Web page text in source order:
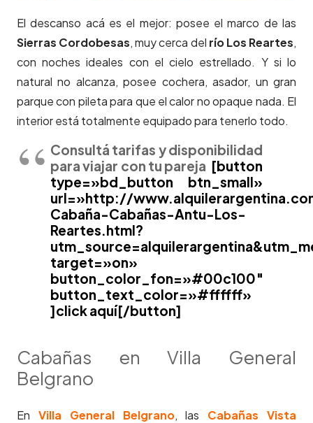
El descanso acá es el mejor: posee el marco de las
Sierras Cordobesas, muy cerca del río Los Reartes,
con noches ideales con el cielo estrellado. Y si lo
natural no alcanza, posee cochera, asador, un gran
parque con pileta para que el calor no opaque nada. El
interior está totalmente equipado para tenerlo todo.
Consultá tarifas y disponibilidad
para viajar con tu pareja [button
type=»bd_button btn_small»
url=»http://
Cabaña-Cabañas-Antu-Los-
Reartes.html?
target=»on»
button_color_fon=»#00c100″
button_text_color=»#ffffff»
]click aquí[/button]
Cabañas en Villa General
Belgrano
En Villa General Belgrano, las Cabañas Vista